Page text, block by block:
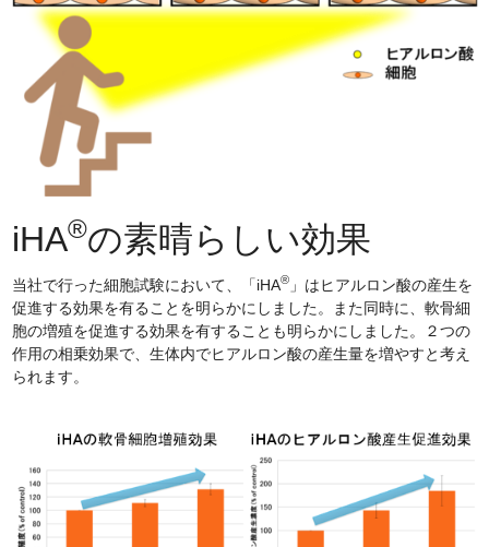
iHA®の素晴らしい効果
当社で行った細胞試験において、「iHA®」はヒアルロン酸の産生を
促進する効果を有ることを明らかにしました。また同時に、軟骨細
胞の増殖を促進する効果を有することも明らかにしました。２つの
作用の相乗効果で、生体内でヒアルロン酸の産生量を増やすと考え
られます。